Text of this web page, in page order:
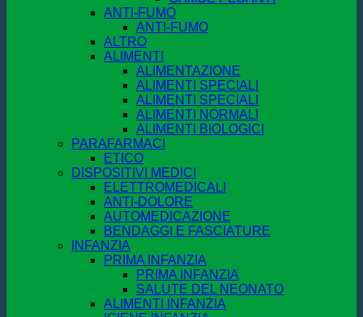
ANTI-FUMO
ANTI-FUMO
ALTRO
ALIMENTI
ALIMENTAZIONE
ALIMENTI SPECIALI
ALIMENTI SPECIALI
ALIMENTI NORMALI
ALIMENTI BIOLOGICI
PARAFARMACI
ETICO
DISPOSITIVI MEDICI
ELETTROMEDICALI
ANTI-DOLORE
AUTOMEDICAZIONE
BENDAGGI E FASCIATURE
INFANZIA
PRIMA INFANZIA
PRIMA INFANZIA
SALUTE DEL NEONATO
ALIMENTI INFANZIA